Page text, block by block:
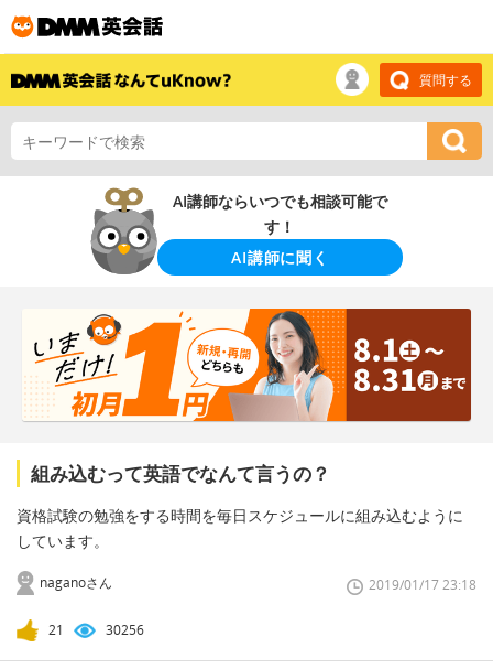
質問する
AI講師ならいつでも相談可能で
す！
AI講師に聞く
組み込むって英語でなんて言うの？
資格試験の勉強をする時間を毎日スケジュールに組み込むように
しています。
naganoさん 2019/01/17 23:18
21 30256